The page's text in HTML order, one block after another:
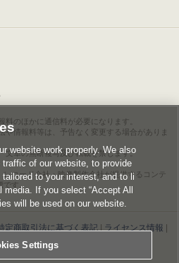
料のほかに通信料が必要になります。
や情報料等は、予告なく変更する場合がありま
文章の無断複写及び転載を禁じます。
レコード会社・映像製作会社が提供するコンテ
です。
定商取引法に基づく表記 ライセンス情報
Settings
website work properly. We also
of our website, to provide
to your interest, and to li
If you select “Accept All
will be used on our website.
Settings